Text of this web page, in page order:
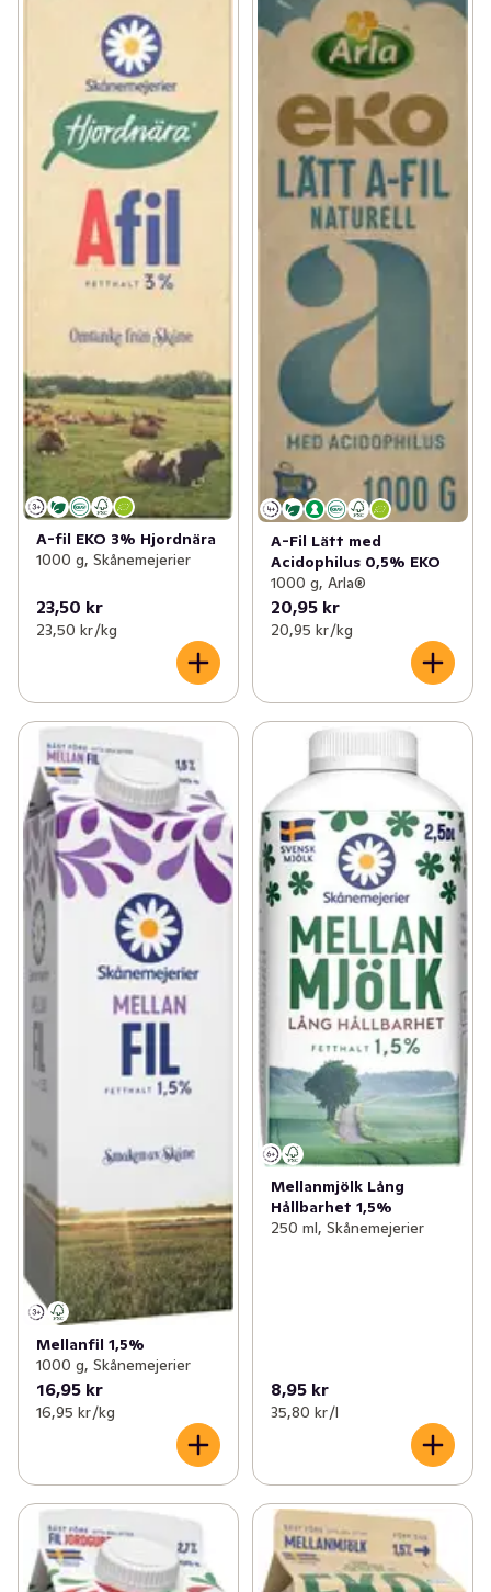
A-fil EKO 3% Hjordnära
1000 g, Skånemejerier
23,50 kr
23,50 kr /kg
A-Fil Lätt med
Acidophilus 0,5% EKO
1000 g, Arla®
20,95 kr
20,95 kr /kg
Mellanfil 1,5%
1000 g, Skånemejerier
16,95 kr
16,95 kr /kg
Mellanmjölk Lång
Hållbarhet 1,5%
250 ml, Skånemejerier
8,95 kr
35,80 kr /l